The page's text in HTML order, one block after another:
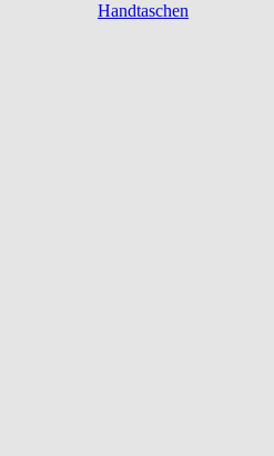
Handtaschen